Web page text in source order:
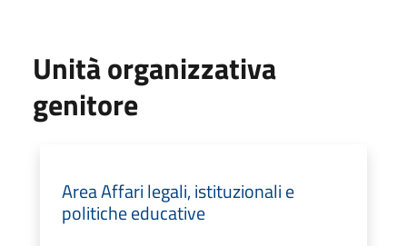
Unità organizzativa
genitore
Area Affari legali, istituzionali e
politiche educative